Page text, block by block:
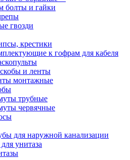
болты и гайки
гвозди
крестики
к гофрам для кабеля
и ленты
монтажные
трубные
червячные
для наружной канализации
унитаза